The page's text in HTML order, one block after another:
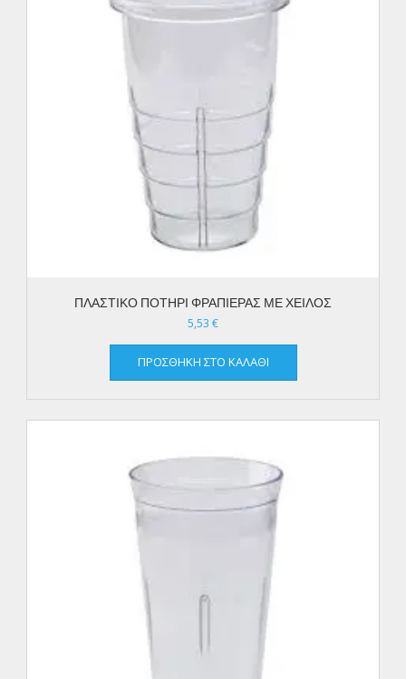
ΠΛΑΣΤΙΚΟ ΠΟΤΗΡΙ ΦΡΑΠΙΕΡΑΣ ΜΕ ΧΕΙΛΟΣ
5,53 €
ΠΡΟΣΘΉΚΗ ΣΤΟ ΚΑΛΆΘΙ